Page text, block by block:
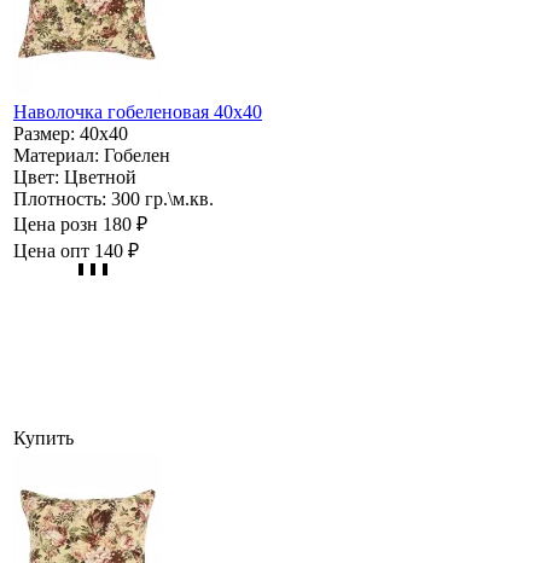
Наволочка гобеленовая 40х40
Размер: 40х40
Материал: Гобелен
Цвет: Цветной
Плотность: 300 гр.\м.кв.
Цена розн 180 ₽
Цена опт 140 ₽
Купить